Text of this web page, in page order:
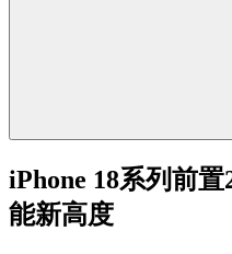
iPhone 18系列前
能新高度